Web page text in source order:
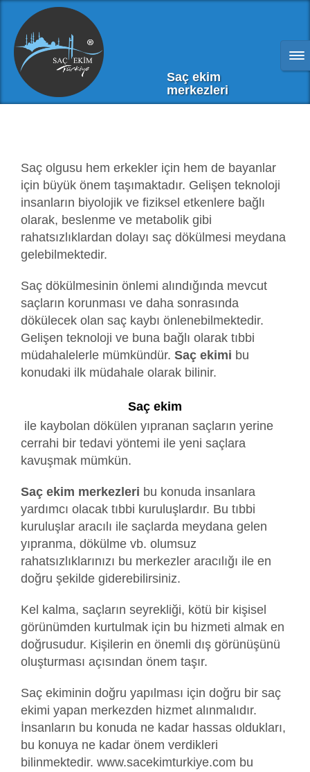
Saç ekim
merkezleri
Saç olgusu hem erkekler için hem de bayanlar
için büyük önem taşımaktadır. Gelişen teknoloji
insanların biyolojik ve fiziksel etkenlere bağlı
olarak, beslenme ve metabolik gibi
rahatsızlıklardan dolayı saç dökülmesi meydana
gelebilmektedir.
Saç dökülmesinin önlemi alındığında mevcut
saçların korunması ve daha sonrasında
dökülecek olan saç kaybı önlenebilmektedir.
Gelişen teknoloji ve buna bağlı olarak tıbbi
müdahalelerle mümkündür. Saç ekimi bu
konudaki ilk müdahale olarak bilinir.
Saç ekim
ile kaybolan dökülen yıpranan saçların yerine
cerrahi bir tedavi yöntemi ile yeni saçlara
kavuşmak mümkün.
Saç ekim merkezleri bu konuda insanlara
yardımcı olacak tıbbi kuruluşlardır. Bu tıbbi
kuruluşlar aracılı ile saçlarda meydana gelen
yıpranma, dökülme vb. olumsuz
rahatsızlıklarınızı bu merkezler aracılığı ile en
doğru şekilde giderebilirsiniz.
Kel kalma, saçların seyrekliği, kötü bir kişisel
görünümden kurtulmak için bu hizmeti almak en
doğrusudur. Kişilerin en önemli dış görünüşünü
oluşturması açısından önem taşır.
Saç ekiminin doğru yapılması için doğru bir saç
ekimi yapan merkezden hizmet alınmalıdır.
İnsanların bu konuda ne kadar hassas oldukları,
bu konuya ne kadar önem verdikleri
bilinmektedir. www.sacekimturkiye.com bu